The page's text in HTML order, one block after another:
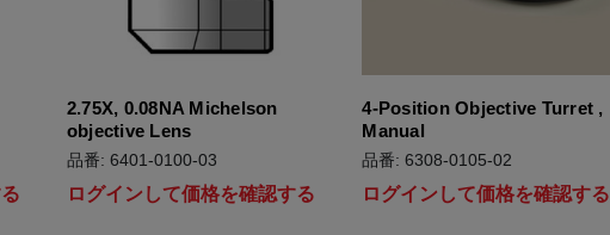
2.75X, 0.08NA Michelson
objective Lens
品番: 6401-0100-03
ログインして価格を確認する
4-Position Objective Turret ,
Manual
品番: 6308-0105-02
ログインして価格を確認する